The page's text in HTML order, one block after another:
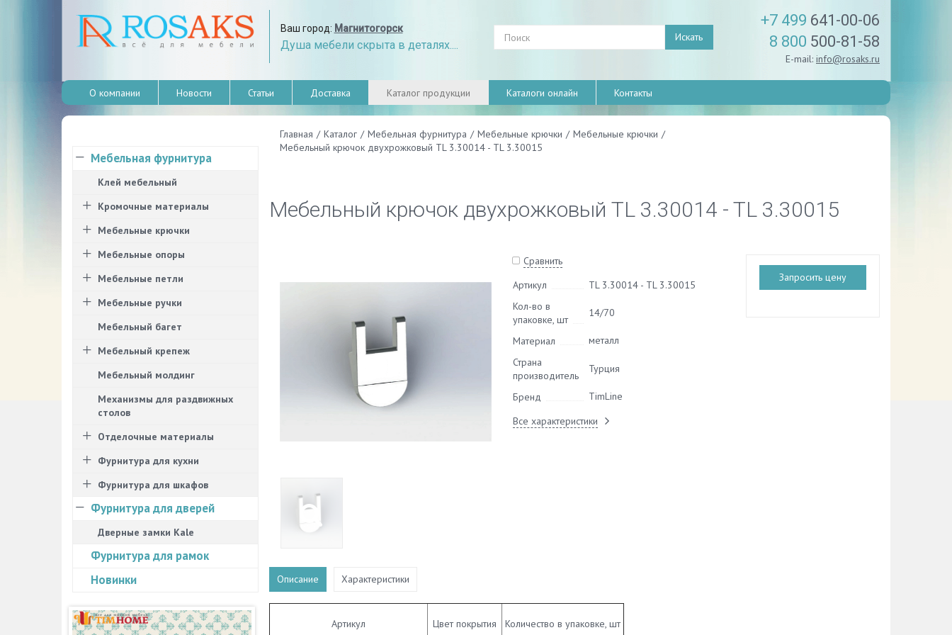
Ваш город: Магнитогорск
Душа мебели скрыта в деталях....
Искать
+7 499 641-00-06
8 800 500-81-58
E-mail: info@rosaks.ru
О компании Новости Статьи Доставка Каталог продукции Каталоги онлайн Контакты
Главная / Каталог / Мебельная фурнитура / Мебельные крючки / Мебельные крючки /
Мебельный крючок двухрожковый TL 3.30014 - TL 3.30015
Мебельный крючок двухрожковый TL 3.30014 - TL 3.30015
Сравнить
Артикул
TL 3.30014 - TL 3.30015
Кол-во в
упаковке, шт
14/70
Материал
металл
Страна
производитель
Турция
Бренд
TimLine
Все характеристики
Запросить цену
Описание Характеристики
Артикул Цвет покрытия Количество в упаковке, шт
Мебельная фурнитура
Клей мебельный
Кромочные материалы
Мебельные крючки
Мебельные опоры
Мебельные петли
Мебельные ручки
Мебельный багет
Мебельный крепеж
Мебельный молдинг
Механизмы для раздвижных
столов
Отделочные материалы
Фурнитура для кухни
Фурнитура для шкафов
Фурнитура для дверей
Дверные замки Kale
Фурнитура для рамок
Новинки